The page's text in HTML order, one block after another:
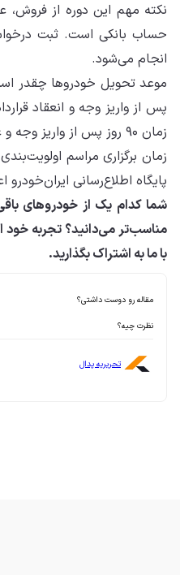
نکته مهم این دوره از
حساب بانکی است. ثبت
انجام می‌شود.
پس از واریز وجه و انعقاد
زمان ۹۰ روز پس از واریز وجه و عقد قرارداد خواهد بود.
زمان برگزاری مراسم
پایگاه اطلاع‌رسانی
شما کدام یک از خودروهای
مناسب‌تر می‌دانید؟ تجربه خود
با ما به اشتراک بگذارید.
مقاله رو دوست داشتی؟
نظرت چیه؟
تحریریه پدال